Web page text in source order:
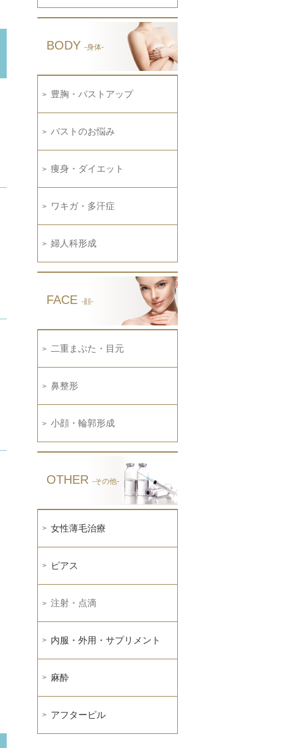
BODY -身体-
豊胸・バストアップ
バストのお悩み
痩身・ダイエット
ワキガ・多汗症
婦人科形成
FACE -顔-
二重まぶた・目元
鼻整形
小顔・輪郭形成
OTHER -その他-
女性薄毛治療
ピアス
注射・点滴
内服・外用・サプリメント
麻酔
アフターピル